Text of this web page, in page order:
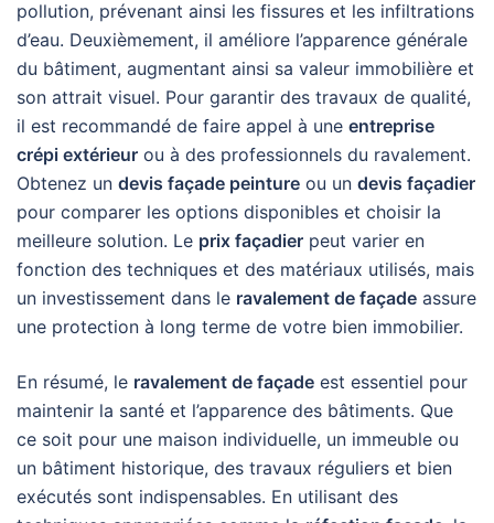
pollution, prévenant ainsi les fissures et les infiltrations
d’eau. Deuxièmement, il améliore l’apparence générale
du bâtiment, augmentant ainsi sa valeur immobilière et
son attrait visuel. Pour garantir des travaux de qualité,
il est recommandé de faire appel à une entreprise
crépi extérieur ou à des professionnels du ravalement.
Obtenez un devis façade peinture ou un devis façadier
pour comparer les options disponibles et choisir la
meilleure solution. Le prix façadier peut varier en
fonction des techniques et des matériaux utilisés, mais
un investissement dans le ravalement de façade assure
une protection à long terme de votre bien immobilier.
En résumé, le ravalement de façade est essentiel pour
maintenir la santé et l’apparence des bâtiments. Que
ce soit pour une maison individuelle, un immeuble ou
un bâtiment historique, des travaux réguliers et bien
exécutés sont indispensables. En utilisant des